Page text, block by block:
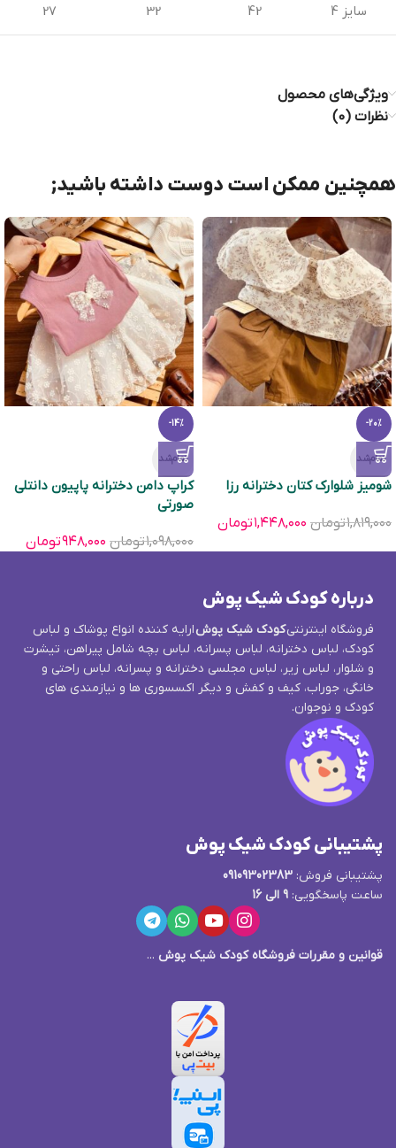
سایز 4 42
32
27
ویژگی‌های محصول
نظرات (0)
همچنین ممکن است دوست داشته باشید;
-20%
تمام‌شد
شومیز شلوارک کتان دخترانه رزا
۱,۸۱۹,۰۰۰تومان ۱,۴۴۸,۰۰۰تومان
-14%
تمام‌شد
کراپ دامن دخترانه پاپیون دانتلی
صورتی
۱,۰۹۸,۰۰۰تومان ۹۴۸,۰۰۰تومان
درباره کودک شیک پوش
فروشگاه اینترنتیکودک شیک پوشارایه کننده انواع پوشاک و لباس
کودک، لباس دخترانه، لباس پسرانه، لباس بچه شامل پیراهن، تیشرت
و شلوار، لباس زیر، لباس مجلسی دخترانه و پسرانه، لباس راحتی و
خانگی، جوراب، کیف و کفش و دیگر اکسسوری ها و نیازمندی های
کودک و نوجوان.
پشتیبانی کودک شیک پوش
پشتیبانی فروش: 09109302383
ساعت پاسخگویی: 9 الی 16
قوانین و مقررات فروشگاه کودک شیک پوش ...